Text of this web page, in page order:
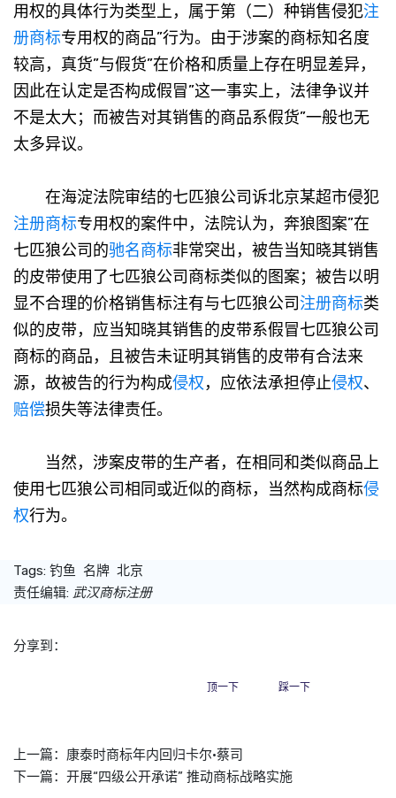
用权的具体行为类型上，属于第（二）种销售侵犯注
册商标专用权的商品”行为。由于涉案的商标知名度
较高，真货”与假货”在价格和质量上存在明显差异，
因此在认定是否构成假冒”这一事实上，法律争议并
不是太大；而被告对其销售的商品系假货”一般也无
太多异议。
在海淀法院审结的七匹狼公司诉北京某超市侵犯
注册商标专用权的案件中，法院认为，奔狼图案”在
七匹狼公司的驰名商标非常突出，被告当知晓其销售
的皮带使用了七匹狼公司商标类似的图案；被告以明
显不合理的价格销售标注有与七匹狼公司注册商标类
似的皮带，应当知晓其销售的皮带系假冒七匹狼公司
商标的商品，且被告未证明其销售的皮带有合法来
源，故被告的行为构成侵权，应依法承担停止侵权、
赔偿损失等法律责任。
当然，涉案皮带的生产者，在相同和类似商品上
使用七匹狼公司相同或近似的商标，当然构成商标侵
权行为。
Tags: 钓鱼 名牌 北京
责任编辑: 武汉商标注册
分享到：
顶一下 踩一下
上一篇： 康泰时商标年内回归卡尔·蔡司
下一篇： 开展“四级公开承诺” 推动商标战略实施